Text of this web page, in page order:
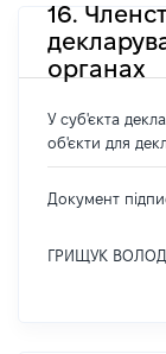
16.
органах
У суб'єкта
об'єкти для
Документ
ГРИЩУК